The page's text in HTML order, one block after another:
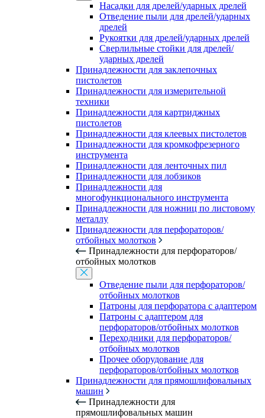
Насадки для дрелей/ударных дрелей
Отведение пыли для дрелей/ударных
дрелей
Рукоятки для дрелей/ударных дрелей
Сверлильные стойки для дрелей/
ударных дрелей
Принадлежности для заклепочных
пистолетов
Принадлежности для измерительной
техники
Принадлежности для картриджных
пистолетов
Принадлежности для клеевых пистолетов
Принадлежности для кромкофрезерного
инструмента
Принадлежности для ленточных пил
Принадлежности для лобзиков
Принадлежности для
многофункционального инструмента
Принадлежности для ножниц по листовому
металлу
Принадлежности для перфораторов/
отбойных молотков
Принадлежности для перфораторов/
отбойных молотков
Отведение пыли для перфораторов/
отбойных молотков
Патроны для перфоратора с адаптером
Патроны с адаптером для
перфораторов/отбойных молотков
Переходники для перфораторов/
отбойных молотков
Прочее оборудование для
перфораторов/отбойных молотков
Принадлежности для прямошлифовальных
машин
Принадлежности для
прямошлифовальных машин